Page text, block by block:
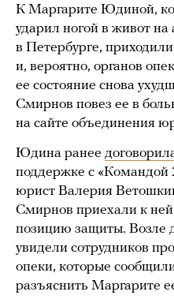
К Маргарите Юдиной,
ударил ногой в живот
в Петербурге,
и, вероятно, органов
ее состояние снова
Смирнов повез ее в
на сайте объединения
Юдина ранее
поддержке с «Командой
юрист Валерия
Смирнов приехали к
позицию защиты.
увидели сотрудников
опеки, которые
разъяснить Маргарите